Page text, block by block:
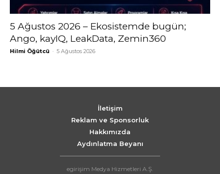
5 Ağustos 2026 – Ekosistemde bugün;
Ango, kayIQ, LeakData, Zemin360
Hilmi Öğütcü - 5 Ağustos 2026
İletişim
Reklam ve Sponsorluk
Hakkımızda
Aydınlatma Beyanı
egirişim Medya Hizmetleri A.Ş.